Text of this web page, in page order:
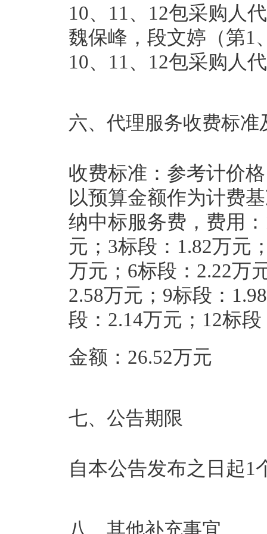
10、11、12包采购人
魏保峰，段文婷（第1
10、11、12包采购人
六、代理服务收费标准
收费标准：参考计价
以预算金额作为计费
纳中标服务费，费用
元；3标段：1.82万元
万元；6标段：2.22万
2.58万元；9标段：
段：2.14万元；12标
金额：26.52万元
七、公告期限
自本公告发布之日起1
八、其他补充事宜